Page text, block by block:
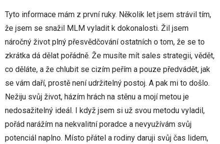
Tyto informace mám z první ruky. Několik let jsem strávil tím,
že jsem se snažil MLM vyladit k dokonalosti. Žil jsem
náročný život plný přesvědčování ostatních o tom, že se to
zkrátka dá dělat pořádně. Že musíte mít sales strategii, vědět,
co děláte, a že chlubit se cizím peřím a pouze předvádět, jak
se vám daří, prostě není udržitelný postoj. A pak mi to došlo.
Nežiju svůj život, házím hrách na stěnu a mojí metou je
nedosažitelný ideál. I když jsem si už svou metodu vyladil,
pořád narážím na nekvalitní poradce a nevyužívám svůj
potenciál naplno. Místo přátel a rodiny daruji svůj čas lidem,